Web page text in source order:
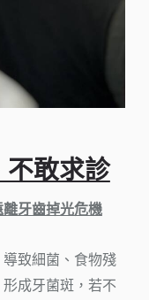
敢求診
牙齒掉光危機
致細菌、食物殘
成牙菌斑，若不